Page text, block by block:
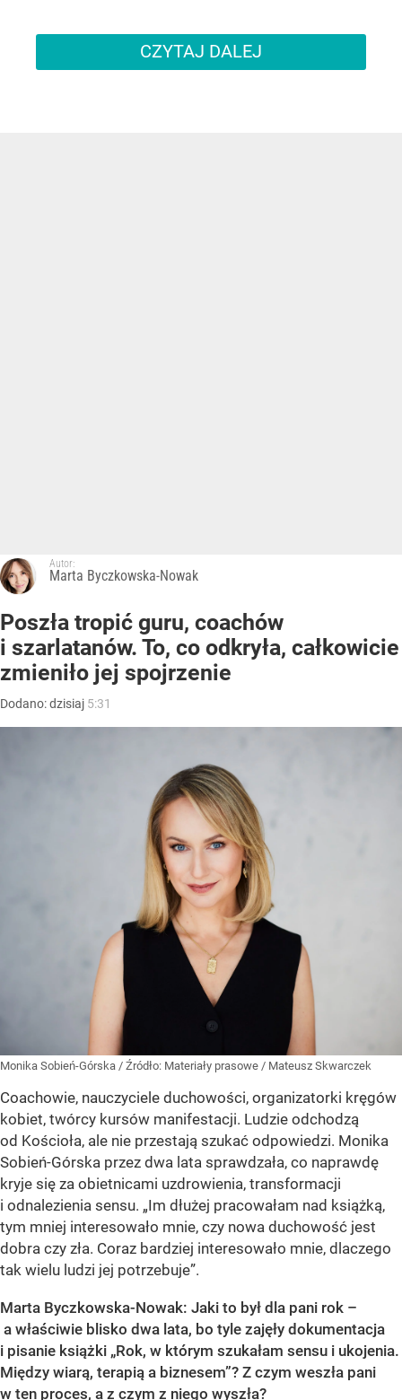
CZYTAJ DALEJ
Autor:
Marta Byczkowska-Nowak
Poszła tropić guru, coachów
i szarlatanów. To, co odkryła, całkowicie
zmieniło jej spojrzenie
Dodano:dzisiaj 5:31
Monika Sobień-Górska / Źródło: Materiały prasowe / Mateusz Skwarczek
Coachowie, nauczyciele duchowości, organizatorki kręgów
kobiet, twórcy kursów manifestacji. Ludzie odchodzą
od Kościoła, ale nie przestają szukać odpowiedzi. Monika
Sobień-Górska przez dwa lata sprawdzała, co naprawdę
kryje się za obietnicami uzdrowienia, transformacji
i odnalezienia sensu. „Im dłużej pracowałam nad książką,
tym mniej interesowało mnie, czy nowa duchowość jest
dobra czy zła. Coraz bardziej interesowało mnie, dlaczego
tak wielu ludzi jej potrzebuje”.
Marta Byczkowska-Nowak: Jaki to był dla pani rok –
a właściwie blisko dwa lata, bo tyle zajęły dokumentacja
i pisanie książki „Rok, w którym szukałam sensu i ukojenia.
Między wiarą, terapią a biznesem”? Z czym weszła pani
w ten proces, a z czym z niego wyszła?